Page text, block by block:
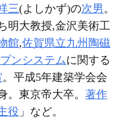
三(よしかず)の次男。
明大教授,金沢美術工
館,佐賀県立九州陶磁
ンシステムに関する
。平成5年建築学会会
。東京帝大卒。 著作
役 」など。